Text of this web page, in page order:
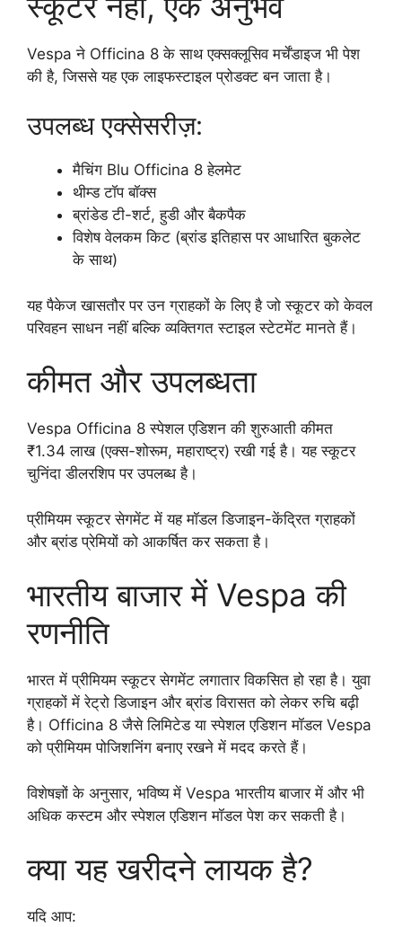
Vespa ने Officina 8 के साथ एक्सक्लूसिव मर्चेंडाइज भी पेश
की है, जिससे यह एक लाइफस्टाइल प्रोडक्ट बन जाता है।
उपलब्ध एक्सेसरीज़:
मैचिंग Blu Officina 8 हेलमेट
थीम्ड टॉप बॉक्स
ब्रांडेड टी-शर्ट, हुडी और बैकपैक
विशेष वेलकम किट (ब्रांड इतिहास पर आधारित बुकलेट
के साथ)
यह पैकेज खासतौर पर उन ग्राहकों के लिए है जो स्कूटर को केवल
परिवहन साधन नहीं बल्कि व्यक्तिगत स्टाइल स्टेटमेंट मानते हैं।
कीमत और उपलब्धता
Vespa Officina 8 स्पेशल एडिशन की शुरुआती कीमत
₹1.34 लाख (एक्स-शोरूम, महाराष्ट्र) रखी गई है। यह स्कूटर
चुनिंदा डीलरशिप पर उपलब्ध है।
प्रीमियम स्कूटर सेगमेंट में यह मॉडल डिजाइन-केंद्रित ग्राहकों
और ब्रांड प्रेमियों को आकर्षित कर सकता है।
भारतीय बाजार में Vespa की
रणनीति
भारत में प्रीमियम स्कूटर सेगमेंट लगातार विकसित हो रहा है। युवा
ग्राहकों में रेट्रो डिजाइन और ब्रांड विरासत को लेकर रुचि बढ़ी
है। Officina 8 जैसे लिमिटेड या स्पेशल एडिशन मॉडल Vespa
को प्रीमियम पोजिशनिंग बनाए रखने में मदद करते हैं।
विशेषज्ञों के अनुसार, भविष्य में Vespa भारतीय बाजार में और भी
अधिक कस्टम और स्पेशल एडिशन मॉडल पेश कर सकती है।
क्या यह खरीदने लायक है?
यदि आप: